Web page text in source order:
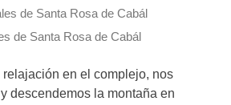
de Santa Rosa de Cabál
en el complejo, nos
descendemos la montaña en